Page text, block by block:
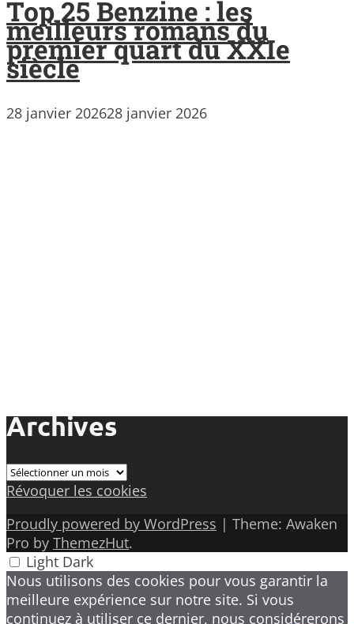
Top 25 Benzine : les
meilleurs romans du
premier quart du XXIe
siècle
28 janvier 202628 janvier 2026
Archives
Archives
Révoquer les cookies
Proudly powered by WordPress | Theme: Awaken
Pro by ThemezHut.
Light Dark
Nous utilisons des cookies pour vous garantir la
meilleure expérience sur notre site. Si vous
continuez à utiliser ce dernier, nous considérerons